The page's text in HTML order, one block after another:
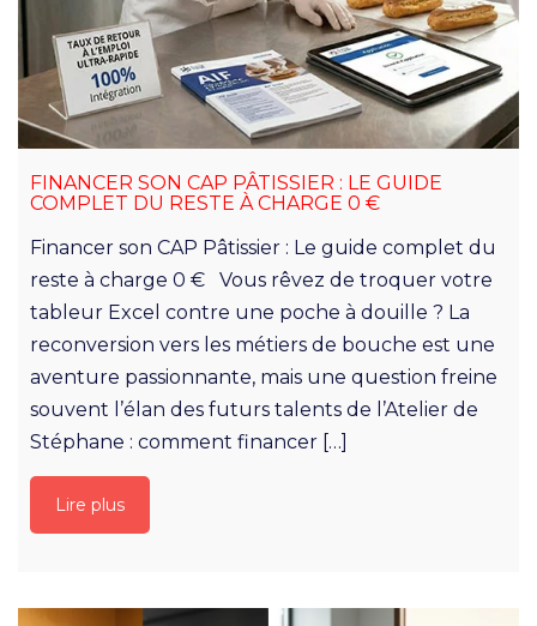
FINANCER SON CAP PÂTISSIER : LE GUIDE
COMPLET DU RESTE À CHARGE 0 €
Financer son CAP Pâtissier : Le guide complet du
reste à charge 0 € Vous rêvez de troquer votre
tableur Excel contre une poche à douille ? La
reconversion vers les métiers de bouche est une
aventure passionnante, mais une question freine
souvent l’élan des futurs talents de l’Atelier de
Stéphane : comment financer […]
Lire plus